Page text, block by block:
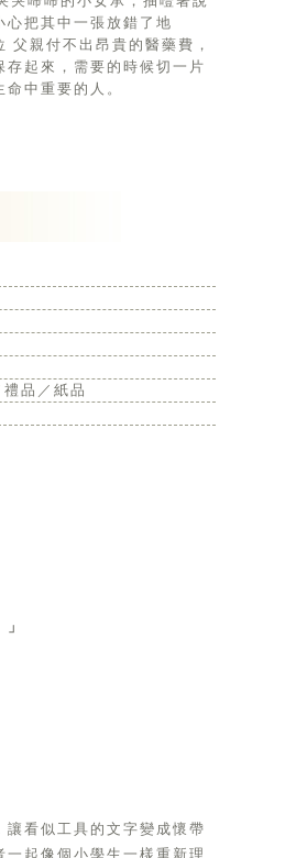
把其中一張放錯了地
親付不出昂貴的醫藥費，
起來，需要的時候切一片
中重要的人。
品／紙品
看似工具的文字變成懷帶
起像個小學生一樣重新理